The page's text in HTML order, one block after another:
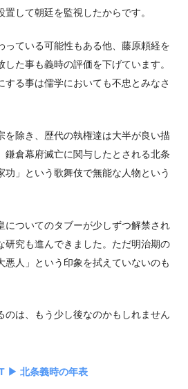
して朝廷を監視したからです。
っている可能性もある他、藤原頼経を
た事も義時の評価を下げています。
する事は儒学においても不忠とみなさ
を除き、歴代の執権達は大半が良い描
鎌倉幕府滅亡に関与したとされる北条
功」という歌舞伎で無能な人物という
についてのタブーが少しずつ解禁され
研究も進んできました。ただ明治期の
悪人」という印象を拭えていないのも
のは、もう少し後なのかもしれません
▶︎ 北条義時の年表